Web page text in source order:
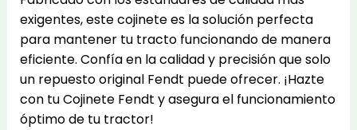
exigentes, este cojinete es la solución perfecta
para mantener tu tracto funcionando de manera
eficiente. Confía en la calidad y precisión que solo
un repuesto original Fendt puede ofrecer. ¡Hazte
con tu Cojinete Fendt y asegura el funcionamiento
óptimo de tu tractor!